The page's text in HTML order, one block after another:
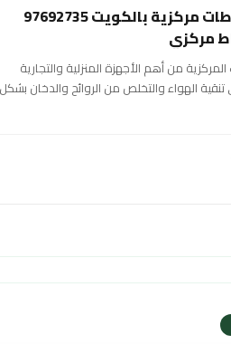
صيانة شفاطات مركزية بالكويت 97692735
مركزي
من أهم الأجهزة المنزلية والتجارية
الهواء والتخلص من الروائح والدخان بشكل